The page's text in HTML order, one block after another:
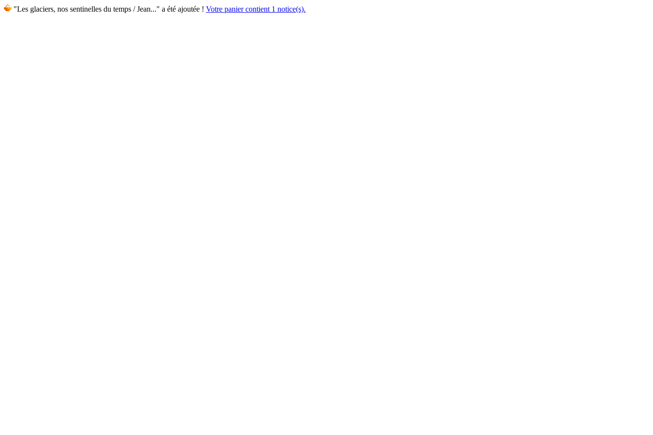
"Les glaciers, nos sentinelles du temps / Jean..." a été ajoutée ! Votre panier contient 1 notice(s).